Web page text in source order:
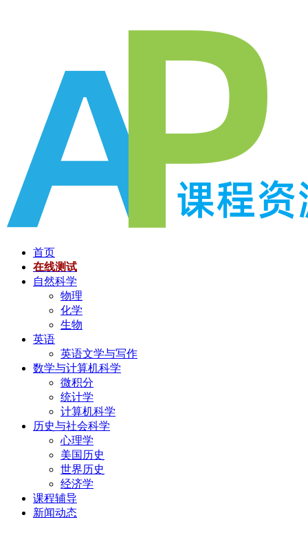
首页
在线测试
自然科学
物理
化学
生物
英语
英语文学与写作
数学与计算机科学
微积分
统计学
计算机科学
历史与社会科学
心理学
美国历史
世界历史
经济学
课程辅导
新闻动态